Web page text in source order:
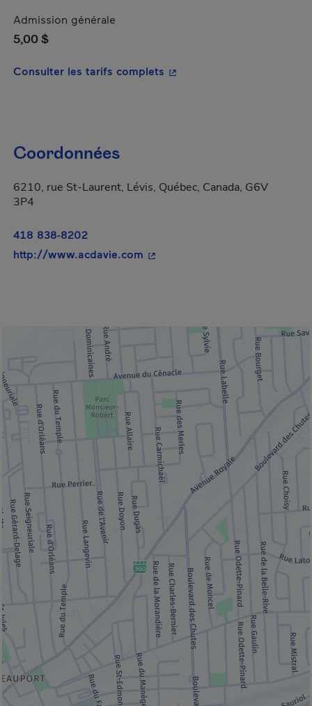
Admission générale
5,00 $
Consulter les tarifs complets - Cet hyperlien s'ouvrira
Coordonnées
6210, rue St-Laurent, Lévis, Québec, Canada, G6V
3P4
418 838-8202
http://www.acdavie.com - Cet hyperlien s'ouvrira dans